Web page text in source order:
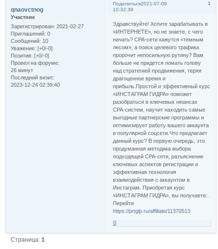
Поделиться 1
2021-07-09
10:32:39
qnaovctnog
Участник
Зарегистрирован: 2021-02-27
Приглашений: 0
Сообщений: 10
Уважение: [+0/-0]
Позитив: [+0/-0]
Провел на форуме:
26 минут
Последний визит:
2023-12-24 02:39:40
Здравствуйте! Хотите зарабатывать в
«ИНТЕРНЕТЕ», но не знаете, с чего
начать? CPA-сети кажутся «темным
лесом», а поиск целевого трафика
пророчит непосильную рутину? Вам
больше не придется ломать голову
над стратегией продвижения, теряя
драгоценное время и
прибыль.Простой и эффективный курс
«ИНСТАГРАМ ГИДРА» поможет
разобраться в ключевых нюансах
CPA-систем, научит находить самые
выгодные партнерские программы и
оптимизирует работу вашего аккаунта
в популярной соцсети.Что предлагает
данный курс? В первую очередь, это
продуманная методика выбора
подходящей CPA-сети, разъяснение
ключевых аспектов регистрации и
эффективная технология
взаимодействия с аккаунтом в
Инстаграм. Приобретая курс
«ИНСТАГРАМ ГИДРА», вы получаете:.
Перейти
https://prtglp.ru/affiliate/11370513
0
Страница:1